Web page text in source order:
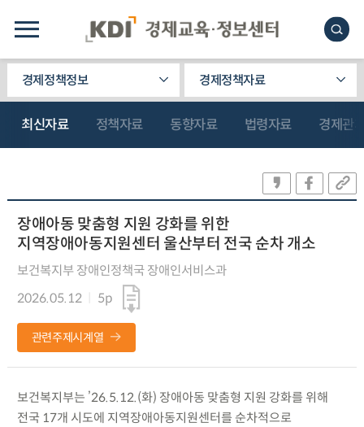
경제정책정보 경제정책자료
최신자료 정책자료 동향자료 법령자료 경제관
장애아동 맞춤형 지원 강화를 위한
지역장애아동지원센터 울산부터 전국 순차 개소
보건복지부 장애인정책국 장애인서비스과
2026.05.12
5p
관련주제시계열
보건복지부는 ’26.5.12.(화) 장애아동 맞춤형 지원 강화를 위해
전국 17개 시도에 지역장애아동지원센터를 순차적으로